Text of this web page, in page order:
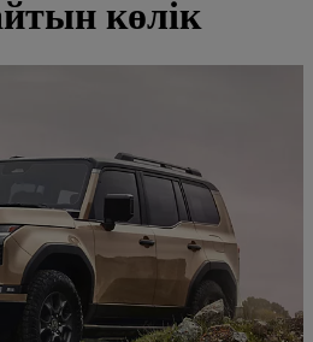
көлік